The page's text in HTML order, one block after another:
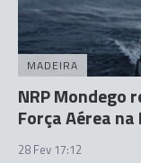
MADEIRA
NRP Mondego
Força Aérea
28 Fev 17:12